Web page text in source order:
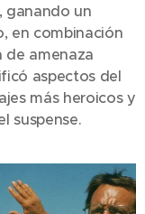
ganando un
en combinación
de amenaza
aspectos del
más heroicos y
suspense.